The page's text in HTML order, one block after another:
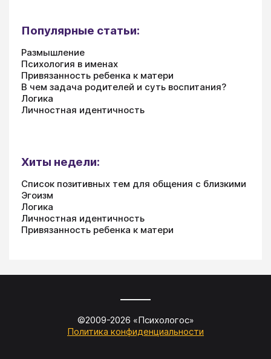
Популярные статьи:
Размышление
Психология в именах
Привязанность ребенка к матери
В чем задача родителей и суть воспитания?
Логика
Личностная идентичность
Хиты недели:
Список позитивных тем для общения с близкими
Эгоизм
Логика
Личностная идентичность
Привязанность ребенка к матери
©2009-2026 «Психологос»
Политика конфиденциальности